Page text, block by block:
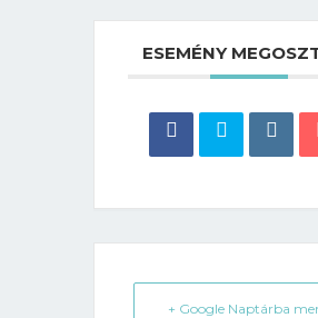
ESEMÉNY
+ Google Naptárba